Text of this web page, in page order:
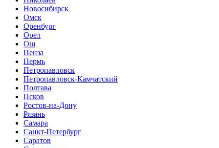
Новосибирск
Омск
Оренбург
Орел
Ош
Пенза
Пермь
Петропавловск
Петропавловск-Камчатский
Полтава
Псков
Ростов-на-Дону
Рязань
Самара
Санкт-Петербург
Саратов